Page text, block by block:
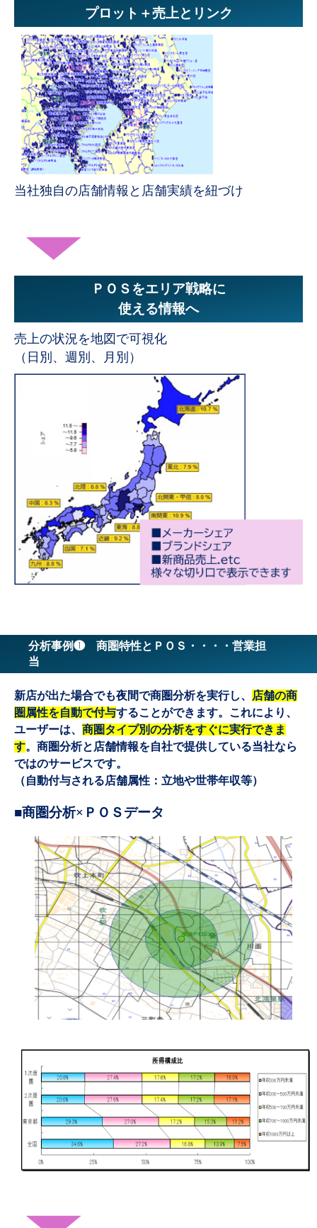
プロット＋売上とリンク
当社独自の店舗情報と店舗実績を紐づけ
ＰＯＳをエリア戦略に
使える情報へ
売上の状況を地図で可視化
（日別、週別、月別）
分析事例❶ 商圏特性とＰＯＳ・・・・営業担
当
新店が出た場合でも夜間で商圏分析を実行し、 店舗の商
圏属性を自動で付与することができます。これにより、
ユーザーは、 商圏タイプ別の分析をすぐに実行できま
す。商圏分析と店舗情報を自社で提供している当社なら
ではのサービスです。
（自動付与される店舗属性：立地や世帯年収等）
■商圏分析×ＰＯＳデータ